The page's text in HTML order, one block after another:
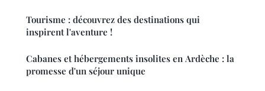
Tourisme : découvrez des destinations qui
inspirent l'aventure !
Cabanes et hébergements insolites en Ardèche : la
promesse d'un séjour unique